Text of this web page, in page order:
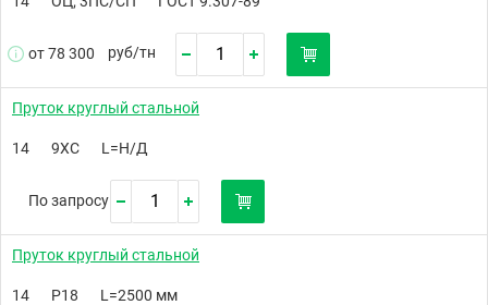
от 78 300 руб/тн
Пруток круглый стальной
14 9ХС L=Н/Д
По запросу
Пруток круглый стальной
14 Р18 L=2500 мм